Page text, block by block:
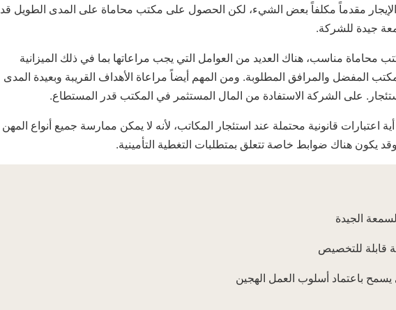
مقدماً مكلفاً بعض الشيء، لكن الحصول على مكتب محاماة على المدى الطويل قد
جيدة للشركة.
محاماة مناسب، هناك العديد من العوامل التي يجب مراعاتها بما في ذلك الميزانية
المفضل والمرافق المطلوبة. ومن المهم أيضاً مراعاة الأهداف القريبة وبعيدة المدى
على الشركة الاستفادة من المال المستثمر في المكتب قدر المستطاع.
اعتبارات قانونية محتملة عند استئجار المكاتب، لأنه لا يمكن ممارسة جميع أنواع المهن
يكون هناك ضوابط خاصة تتعلق بمتطلبات التغطية التأمينية.
الجيدة
قابلة للتخصيص
باعتماد أسلوب العمل الهجين